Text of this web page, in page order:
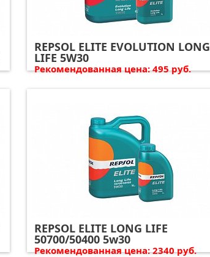
REPSOL ELITE EVOLUTION LONG
LIFE 5W30
Рекомендованная цена: 495 руб.
REPSOL ELITE LONG LIFE
50700/50400 5w30
Рекомендованная цена: 2340 руб.